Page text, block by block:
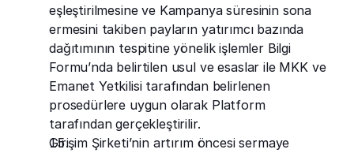
eşleştirilmesine ve Kampanya süresinin sona
ermesini takiben payların yatırımcı bazında
dağıtımının tespitine yönelik işlemler Bilgi
Formu’nda belirtilen usul ve esaslar ile MKK ve
Emanet Yetkilisi tarafından belirlenen
prosedürlere uygun olarak Platform
tarafından gerçekleştirilir.
Girişim Şirketi’nin artırım öncesi sermaye